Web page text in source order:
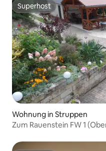
Superhost
Superhost
Wohnung in Struppen
Zum Rauenstein FW 1